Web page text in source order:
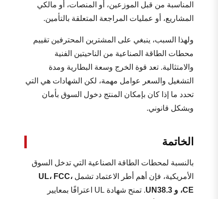
المناسبة من قبل الموزعين، أو المنصات، أو مالكي
المشاريع، أو عمليات المراجعة المتعلقة بالتأمين.
ولهذا السبب، ينبغي على المشترين المحترفين تقييم
محطات الطاقة الصناعية من الناحيتين الفنية
والامتثالية. تعد قوة الخرج وسعة البطارية ومدة
التشغيل والسعر عوامل مهمة، لكن الشهادات هي التي
تحدد ما إذا كان بإمكان المنتج دخول السوق بأمان
وبشكل قانوني.
الخاتمة
بالنسبة لمحطات الطاقة الصناعية التي تدخل السوق
الأمريكية، فإن أهم أطر الاعتماد تشمل UL، FCC،
CE، و UN38.3
. تمنح شهادة UL اعترافًا بمعايير